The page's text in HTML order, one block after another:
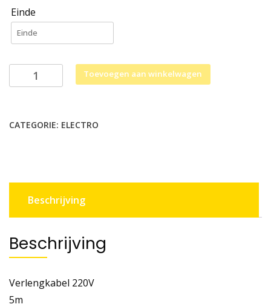
Einde
Verlengkabel
5m
Toevoegen aan winkelwagen
CATEGORIE: ELECTRO
Beschrijving
Beschrijving
Verlengkabel 220V
5m